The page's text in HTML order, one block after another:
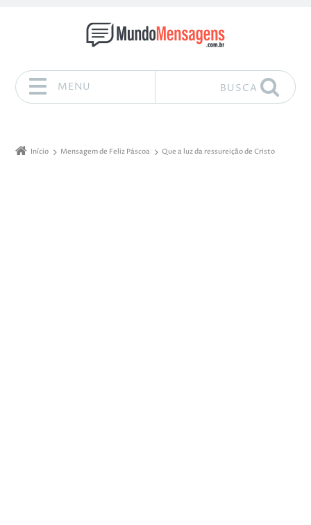
MENU BUSCA
Início Mensagem de Feliz Páscoa Que a luz da ressureição de Cristo